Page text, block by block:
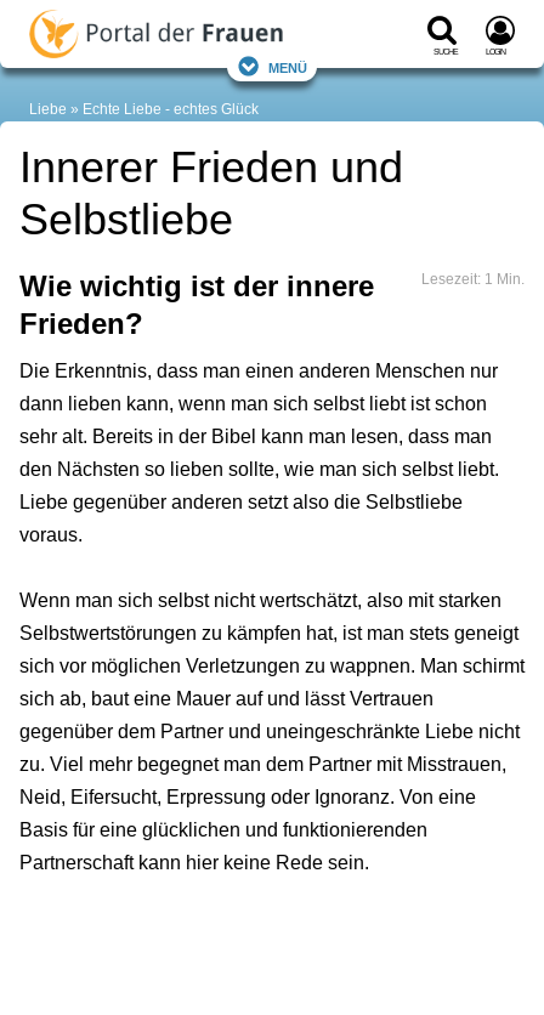
Suche Login
Menü
Liebe Echte Liebe - echtes Glück
Innerer Frieden und
Selbstliebe
Lesezeit: 1 Min.
Wie wichtig ist der innere
Frieden?
Die Erkenntnis, dass man einen anderen Menschen nur
dann lieben kann, wenn man sich selbst liebt ist schon
sehr alt. Bereits in der Bibel kann man lesen, dass man
den Nächsten so lieben sollte, wie man sich selbst liebt.
Liebe gegenüber anderen setzt also die Selbstliebe
voraus.
Wenn man sich selbst nicht wertschätzt, also mit starken
Selbstwertstörungen zu kämpfen hat, ist man stets geneigt
sich vor möglichen Verletzungen zu wappnen. Man schirmt
sich ab, baut eine Mauer auf und lässt Vertrauen
gegenüber dem Partner und uneingeschränkte Liebe nicht
zu. Viel mehr begegnet man dem Partner mit Misstrauen,
Neid, Eifersucht, Erpressung oder Ignoranz. Von eine
Basis für eine glücklichen und funktionierenden
Partnerschaft kann hier keine Rede sein.